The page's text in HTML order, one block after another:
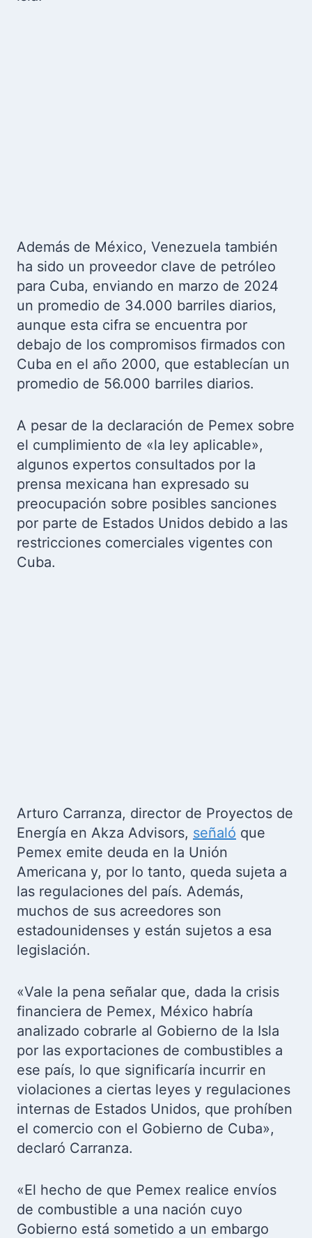
Además de México, Venezuela también
ha sido un proveedor clave de petróleo
para Cuba, enviando en marzo de 2024
un promedio de 34.000 barriles diarios,
aunque esta cifra se encuentra por
debajo de los compromisos firmados con
Cuba en el año 2000, que establecían un
promedio de 56.000 barriles diarios.
A pesar de la declaración de Pemex sobre
el cumplimiento de «la ley aplicable»,
algunos expertos consultados por la
prensa mexicana han expresado su
preocupación sobre posibles sanciones
por parte de Estados Unidos debido a las
restricciones comerciales vigentes con
Cuba.
Arturo Carranza, director de Proyectos de
Energía en Akza Advisors, señaló que
Pemex emite deuda en la Unión
Americana y, por lo tanto, queda sujeta a
las regulaciones del país. Además,
muchos de sus acreedores son
estadounidenses y están sujetos a esa
legislación.
«Vale la pena señalar que, dada la crisis
financiera de Pemex, México habría
analizado cobrarle al Gobierno de la Isla
por las exportaciones de combustibles a
ese país, lo que significaría incurrir en
violaciones a ciertas leyes y regulaciones
internas de Estados Unidos, que prohíben
el comercio con el Gobierno de Cuba»,
declaró Carranza.
«El hecho de que Pemex realice envíos
de combustible a una nación cuyo
Gobierno está sometido a un embargo